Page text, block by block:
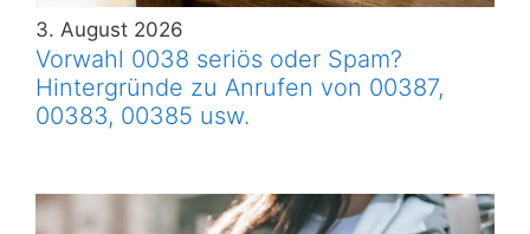
3. August 2026
Vorwahl 0038 seriös oder Spam?
Hintergründe zu Anrufen von 00387,
00383, 00385 usw.